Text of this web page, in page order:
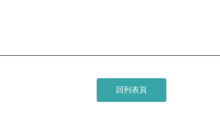
球定置型儲能技術發展三大趨勢-智慧化、模組化、長時化
回列表頁